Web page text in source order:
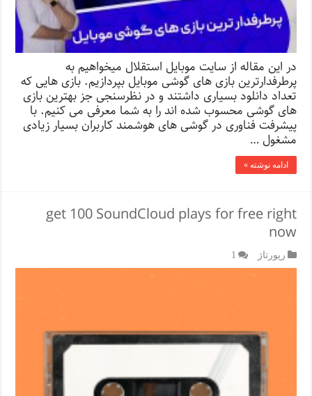
در این مقاله از سایت موبایل استقلال میخواهیم به
پرطرفدارترین بازی های گوشی موبایل بپردازیم. بازی هایی که
تعداد دانلود بسیاری داشتند و در نظرسنجی جز بهترین بازی
های گوشی محسوب شده اند را به شما معرفی می کنیم. با
پیشرفت فناوری در گوشی های هوشمند کاربران بسیار زیادی
مشغول …
ادامه نوشته »
get 100 SoundCloud plays for free right
now
رپورتاژ‌ 1